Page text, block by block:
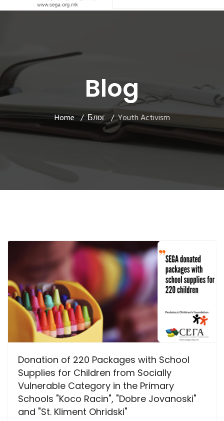
Blog
Home Блог Youth Activism
Donation of 220 Packages with School
Supplies for Children from Socially
Vulnerable Category in the Primary
Schools "Koco Racin", "Dobre Jovanoski"
and "St. Kliment Ohridski"